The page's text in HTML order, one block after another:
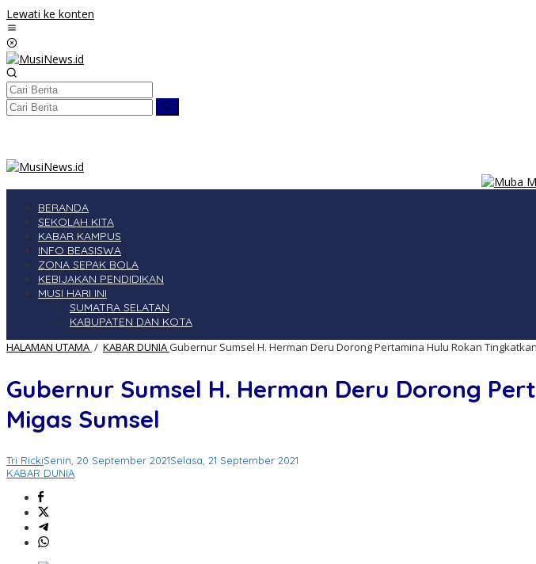
Lewati ke konten
BERANDA
SEKOLAH KITA
KABAR KAMPUS
INFO BEASISWA
ZONA SEPAK BOLA
KEBIJAKAN PENDIDIKAN
MUSI HARI INI
SUMATRA SELATAN
KABUPATEN DAN KOTA
HALAMAN UTAMA / KABAR DUNIAGubernur Sumsel H. Herman Deru Dorong Pertamina Hulu Rokan
Gubernur Sumsel H. Herman Deru Dorong
Migas Sumsel
Tri RickiSenin, 20 September 2021Selasa, 21 September 2021
KABAR DUNIA